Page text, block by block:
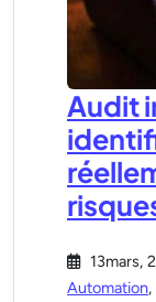
Audit
13mars,
Automation,